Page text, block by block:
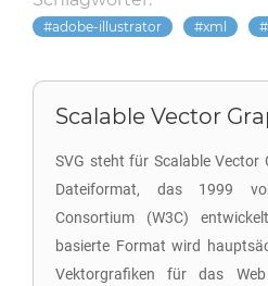
adobe-illustrator xml
Scalable Vector
SVG steht für Scalable Vector
Dateiformat, das 1999
Consortium (W3C)
basierte Format wird
Vektorgrafiken für das